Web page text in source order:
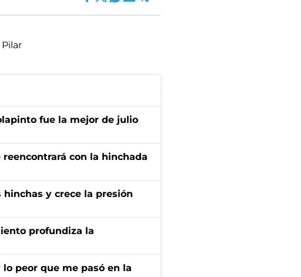
Pilar
fue la mejor de julio
reencontrará con la hinchada
y crece la presión
profundiza la
peor que me pasó en la